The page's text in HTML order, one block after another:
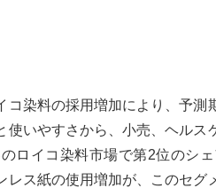
染料の採用増加により、予
いやすさから、小売、ヘル
ロイコ染料市場で第2位のシ
ス紙の使用増加が、このセ